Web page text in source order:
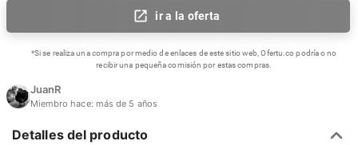
ir a la oferta
*Si se realiza una compra por medio de enlaces de este sitio web, Ofertu.co podría o no
recibir una pequeña comisión por estas compras.
JuanR
Miembro hace: más de 5 años
Detalles del producto